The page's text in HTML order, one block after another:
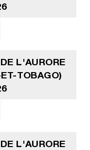
L'AURORE
TOBAGO)
L'AURORE